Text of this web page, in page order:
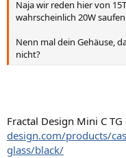
Naja wir reden hier von
wahrscheinlich 20W
Nenn mal dein Gehäuse,
nicht?
Fractal Design Mini C TG
design.com/products/
glass/black/